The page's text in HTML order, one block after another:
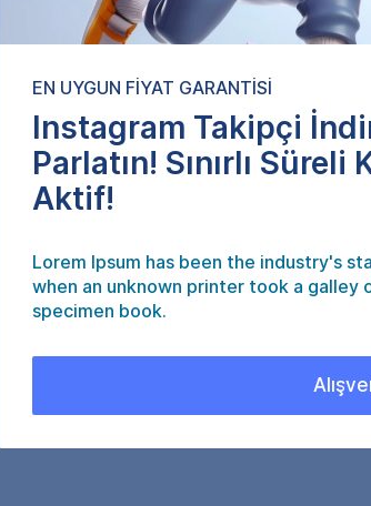
EN UYGUN FİYAT GARANTİSİ
Instagram Takipçi
Parlatın! Sınırlı
Aktif!
Lorem Ipsum has been the industry's
when an unknown printer took a
specimen book.